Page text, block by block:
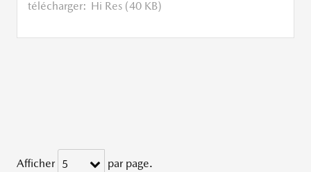
télécharger: Hi Res (40 KB)
Afficher 5 par page.